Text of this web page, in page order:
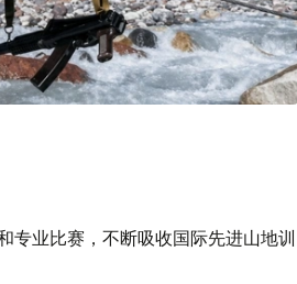
专业比赛，不断吸收国际先进山地训